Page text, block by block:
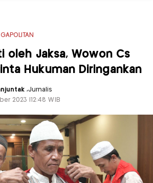
oleh Jaksa, Wowon Cs
Hukuman Diringankan
,Jurnalis
2023 |12:48 WIB